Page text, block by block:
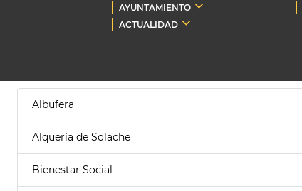
AYUNTAMIENTO
ACTUALIDAD
Albufera
Alquería de Solache
Bienestar Social